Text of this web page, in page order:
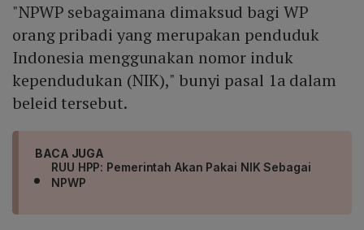
"NPWP sebagaimana dimaksud bagi WP
orang pribadi yang merupakan penduduk
Indonesia menggunakan nomor induk
kependudukan (NIK)," bunyi pasal 1a dalam
beleid tersebut.
BACA JUGA
RUU HPP: Pemerintah Akan Pakai NIK Sebagai
NPWP